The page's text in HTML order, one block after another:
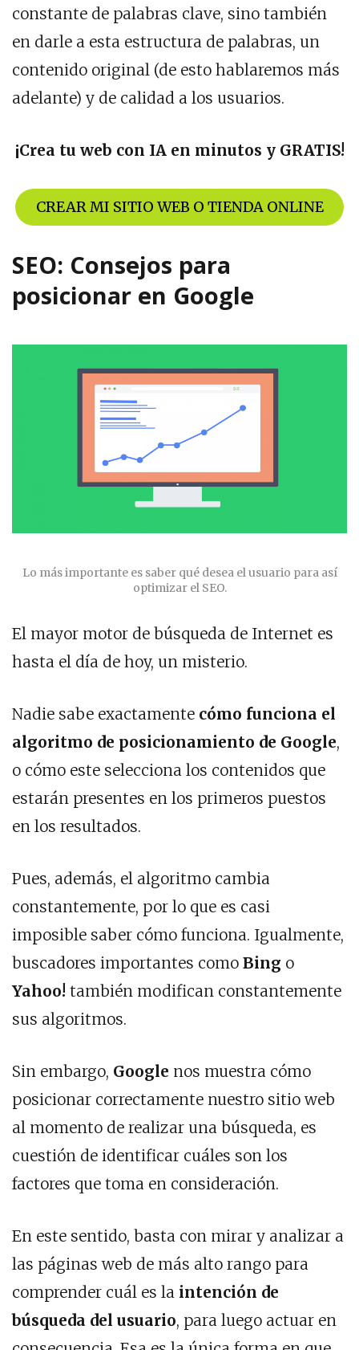
constante de palabras clave, sino también
en darle a esta estructura de palabras, un
contenido original (de esto hablaremos más
adelante) y de calidad a los usuarios.
¡Crea tu web con IA en minutos y GRATIS!
CREAR MI SITIO WEB O TIENDA ONLINE
SEO: Consejos para
posicionar en Google
Lo más importante es saber qué desea el usuario para así
optimizar el SEO.
El mayor motor de búsqueda de Internet es
hasta el día de hoy, un misterio.
Nadie sabe exactamente cómo funciona el
algoritmo de posicionamiento de Google,
o cómo este selecciona los contenidos que
estarán presentes en los primeros puestos
en los resultados.
Pues, además, el algoritmo cambia
constantemente, por lo que es casi
imposible saber cómo funciona. Igualmente,
buscadores importantes como Bing o
Yahoo! también modifican constantemente
sus algoritmos.
Sin embargo, Google nos muestra cómo
posicionar correctamente nuestro sitio web
al momento de realizar una búsqueda, es
cuestión de identificar cuáles son los
factores que toma en consideración.
En este sentido, basta con mirar y analizar a
las páginas web de más alto rango para
comprender cuál es la intención de
búsqueda del usuario, para luego actuar en